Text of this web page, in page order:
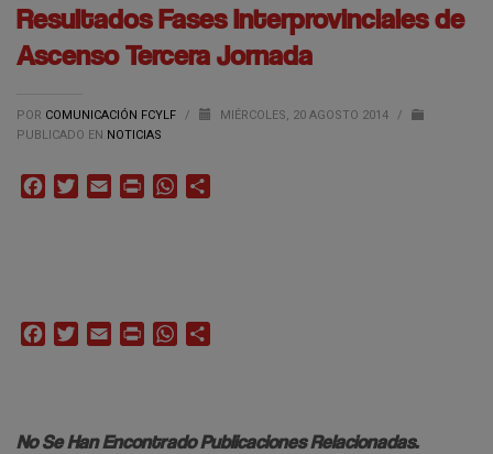
Resultados Fases Interprovinciales de
Ascenso Tercera Jornada
POR COMUNICACIÓN FCYLF / MIÉRCOLES, 20 AGOSTO 2014
/
PUBLICADO EN NOTICIAS
FacebookTwitterEmail Print WhatsApp
FacebookTwitterEmail Print WhatsApp
No Se Han Encontrado Publicaciones Relacionadas.